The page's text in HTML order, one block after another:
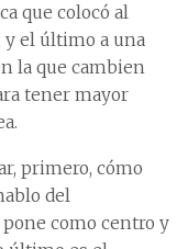
que colocó al
el último a una
la que cambien
tener mayor
primero, cómo
del
como centro y